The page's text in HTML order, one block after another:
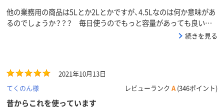
他の業務用の商品は5Lとか2Lとかですが、4.5Lなのは何か意味があ
るのでしょうか？？？ 毎日使うのでもっと容量があっても良いと
続きを見る
2021年10月13日
てくのん様
レビューランク A (346ポイント)
昔からこれを使っています